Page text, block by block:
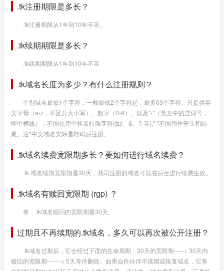
.tk注册期限是多长？
.tk注册期限从1年到10年不等。
.tk续期期限是多长？
.tk续期期限从1年到10年不等
.tk域名长度为多少？有什么注册规则？
个别域名最低1个字符，一般最低2个字符起，最多63个字符。只提供英
文字母（a-z，不区分大小写）、数字（0-9）、以及"-"（英文中的连词号，
即中横线），不能使用空格及特殊字符(如!、&、? 等),"-"不能用作开头和结
尾。注*中文域名实际是转码后注册。
.tk域名续费宽限期多长？要如何进行域名续费？
.tk 域名续期宽限期是30天，我司注册的域名可以在后台进行续费生效。
.tk域名有赎回宽限期 (rgp) ？
有，.tk域名赎回的宽限期是30天。
过期且不再续期的.tk域名，多久可以再次被公开注册？
.tk域名过期后，它会经过下面的生命周期：30天的宽限期-----> 30天内
赎回的宽限期-------> 5天等待删除。如果合作伙伴不续期或恢复域名，它将